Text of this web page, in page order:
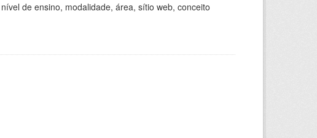
de ensino, modalidade, área, sítio web, conceito